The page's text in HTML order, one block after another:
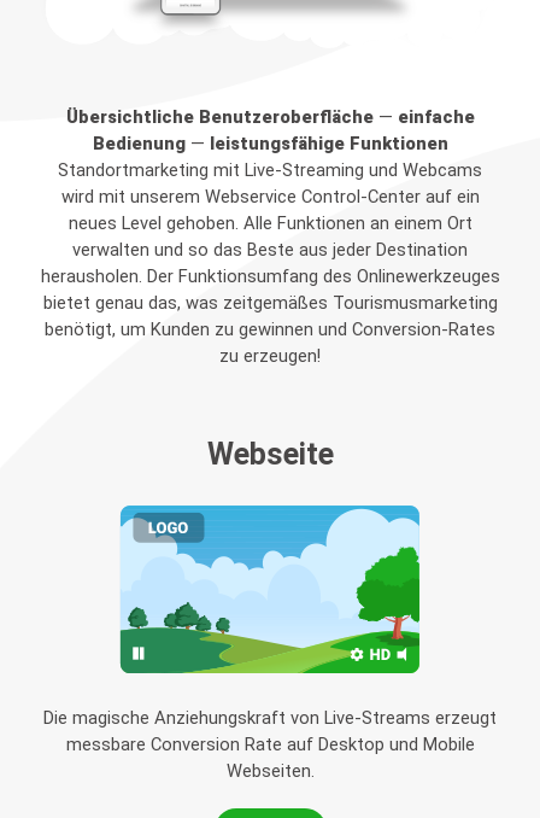
Übersichtliche Benutzeroberfläche— einfache
Bedienung— leistungsfähige Funktionen
Standortmarketing mit Live-Streaming und Webcams
wird mit unserem Webservice Control-Center auf ein
neues Level gehoben. Alle Funktionen an einem Ort
verwalten und so das Beste aus jeder Destination
herausholen. Der Funktionsumfang des Onlinewerkzeuges
bietet genau das, was zeitgemäßes Tourismusmarketing
benötigt, um Kunden zu gewinnen und Conversion-Rates
zu erzeugen!
Webseite
Die magische Anziehungskraft von Live-Streams erzeugt
messbare Conversion Rate auf Desktop und Mobile
Webseiten.